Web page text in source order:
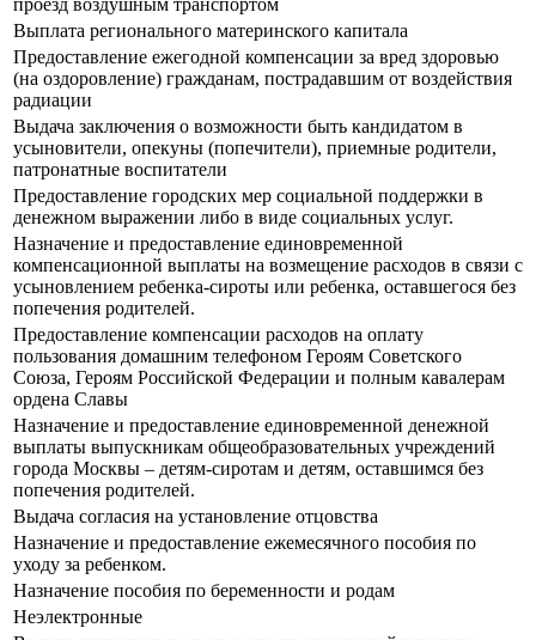
Выплата регионального материнского капитала
Предоставление ежегодной компенсации за вред здоровью
(на оздоровление) гражданам, пострадавшим от воздействия
радиации
Выдача заключения о возможности быть кандидатом в
усыновители, опекуны (попечители), приемные родители,
патронатные воспитатели
Предоставление городских мер социальной поддержки в
денежном выражении либо в виде социальных услуг.
Назначение и предоставление единовременной
компенсационной выплаты на возмещение расходов в связи с
усыновлением ребенка-сироты или ребенка, оставшегося без
попечения родителей.
Предоставление компенсации расходов на оплату
пользования домашним телефоном Героям Советского
Союза, Героям Российской Федерации и полным кавалерам
ордена Славы
Назначение и предоставление единовременной денежной
выплаты выпускникам общеобразовательных учреждений
города Москвы – детям-сиротам и детям, оставшимся без
попечения родителей.
Выдача согласия на установление отцовства
Назначение и предоставление ежемесячного пособия по
уходу за ребенком.
Назначение пособия по беременности и родам
Неэлектронные